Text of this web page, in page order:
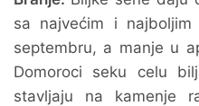
sa najvećim i
septembru, a manje u
Domoroci seku celu
stavljaju na kamenje